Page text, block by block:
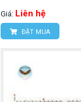
Giá: Liên hệ
ĐẶT MUA